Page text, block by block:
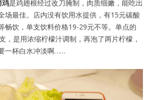
鸡是鸡翅根经过改刀腌制，肉质细嫩，能吃出
场最佳。店内没有饮用水提供，有15元碳酸
畅饮，单支饮料价格19-29元不等。单点的
，是用浓缩柠檬汁调制，再泡了两片柠檬，
一杯白水冲淡啊……